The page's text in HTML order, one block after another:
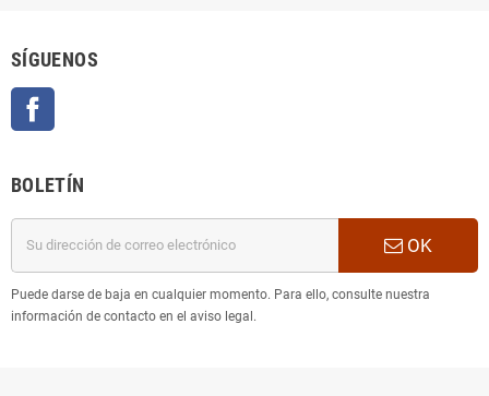
SÍGUENOS
BOLETÍN
OK
Puede darse de baja en cualquier momento. Para ello, consulte nuestra
información de contacto en el aviso legal.